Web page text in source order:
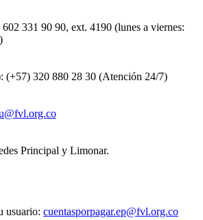
331 90 90, ext. 4190 (lunes a viernes:
(+57) 320 880 28 30 (Atención 24/7)
Principal y Limonar.
usuario: cuentasporpagar.ep@fvl.org.co